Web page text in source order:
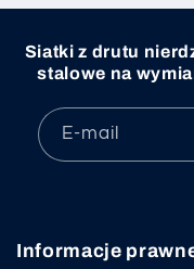
Siatki z drutu
stalowe na
E-mail
Informacje